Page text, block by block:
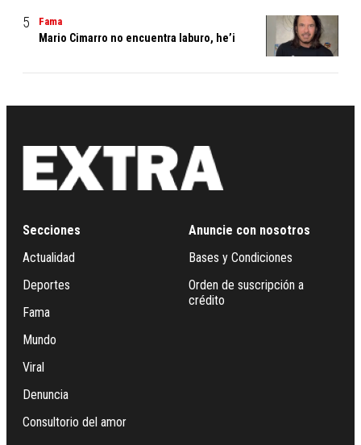
Fama
Mario Cimarro no encuentra laburo, he’i
Secciones
Actualidad
Deportes
Fama
Mundo
Viral
Denuncia
Consultorio del amor
Anuncie con nosotros
Bases y Condiciones
Orden de suscripción a
crédito